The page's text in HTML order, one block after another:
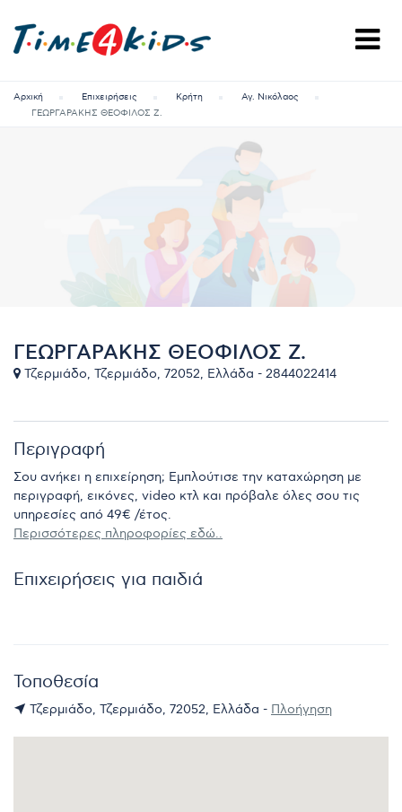
Αρχική Επιχειρήσεις Κρήτη
Αγ. Νικόλαος
ΓΕΩΡΓΑΡΑΚΗΣ ΘΕΟΦΙΛΟΣ Ζ.
ΓΕΩΡΓΑΡΑΚΗΣ ΘΕΟΦΙΛΟΣ Ζ.
Τζερμιάδο, Τζερμιάδο, 72052, Ελλάδα - 2844022414
Περιγραφή
Σου ανήκει η επιχείρηση; Εμπλούτισε την καταχώρηση με
περιγραφή, εικόνες, video κτλ και πρόβαλε όλες σου τις
υπηρεσίες από 49€ /έτος.
Περισσότερες πληροφορίες εδώ..
Επιχειρήσεις για παιδιά
Τοποθεσία
Τζερμιάδο, Τζερμιάδο, 72052, Ελλάδα - Πλοήγηση